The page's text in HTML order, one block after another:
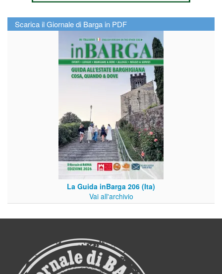
Scarica il Giornale di Barga in PDF
La Guida inBarga 206 (Ita)
Vai all'archivio